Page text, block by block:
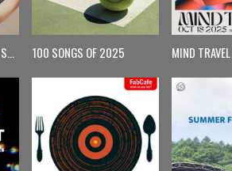
【月曜更新】Monday Spin 100 SONGS OF 2025 MIND TRAVEL